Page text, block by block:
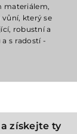
materiálem,
který se
robustní a
s radostí -
získejte ty